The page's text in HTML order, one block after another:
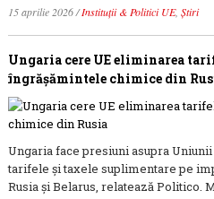
15 aprilie 2026/Instituții & Politici UE, Știri
Ungaria cere UE eliminarea
îngrășămintele chimice din
Ungaria face presiuni asupra
tarifele și taxele suplimentare pe
Rusia și Belarus, relatează Politico.